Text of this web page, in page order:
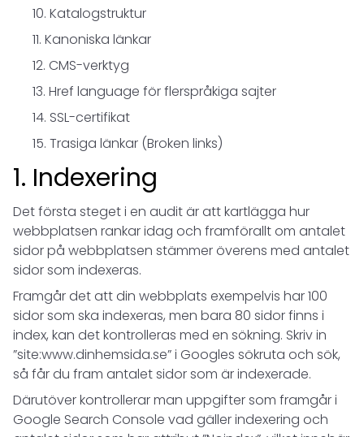
Katalogstruktur
Kanoniska länkar
CMS-verktyg
Href language för flerspråkiga sajter
SSL-certifikat
Trasiga länkar (Broken links)
1. Indexering
Det första steget i en audit är att kartlägga hur
webbplatsen rankar idag och framförallt om antalet
sidor på webbplatsen stämmer överens med antalet
sidor som indexeras.
Framgår det att din webbplats exempelvis har 100
sidor som ska indexeras, men bara 80 sidor finns i
index, kan det kontrolleras med en sökning. Skriv in
”site:www.dinhemsida.se” i Googles sökruta och sök,
så får du fram antalet sidor som är indexerade.
Därutöver kontrollerar man uppgifter som framgår i
Google Search Console vad gäller indexering och